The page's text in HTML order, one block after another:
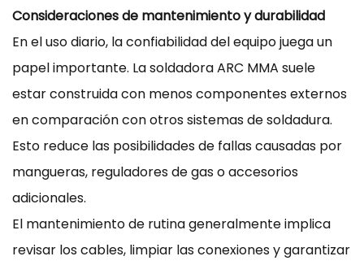
Consideraciones de mantenimiento y durabilidad
En el uso diario, la confiabilidad del equipo juega un
papel importante. La soldadora ARC MMA suele
estar construida con menos componentes externos
en comparación con otros sistemas de soldadura.
Esto reduce las posibilidades de fallas causadas por
mangueras, reguladores de gas o accesorios
adicionales.
El mantenimiento de rutina generalmente implica
revisar los cables, limpiar las conexiones y garantizar